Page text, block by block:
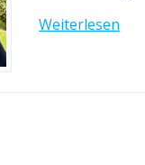
Weiterlesen